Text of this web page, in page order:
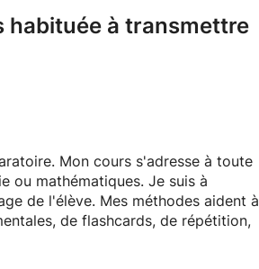
habituée à transmettre
Mon cours s'adresse à toute
ou mathématiques. Je suis à
de l'élève. Mes méthodes aident à
de flashcards, de répétition,